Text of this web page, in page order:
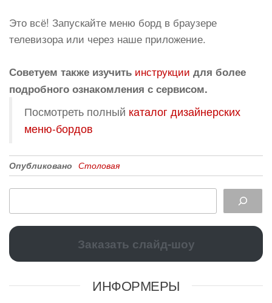
Это всё! Запускайте меню борд в браузере
телевизора или через наше приложение.
Советуем также изучить инструкции для более
подробного ознакомления с сервисом.
Посмотреть полный каталог дизайнерских
меню-бордов
Опубликовано Столовая
Заказать слайд-шоу
ИНФОРМЕРЫ